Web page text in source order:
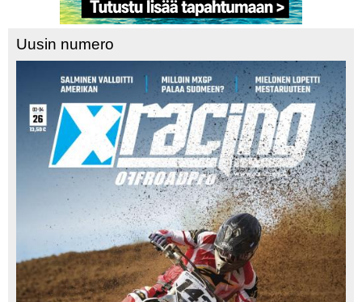
MEDIATIEDOT
YHTEYSTIEDOT
Uusin numero